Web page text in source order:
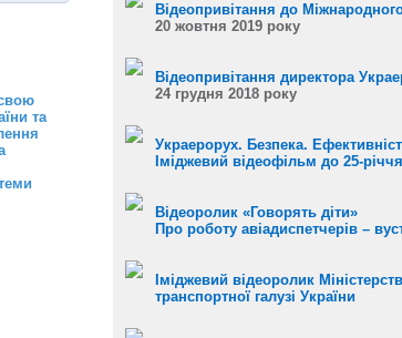
та
Відеопривітання до
20 жовтня 2019 року
Відеопривітання директора
24 грудня 2018 року
Украерорух. Безпека.
Іміджевий відеофільм до 25-
Відеоролик «Говорять діти»
Про роботу авіадиспетчерів –
Іміджевий відеоролик
транспортної галузі України